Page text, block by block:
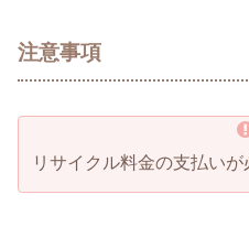
注意事項
リサイクル料金の支払いが